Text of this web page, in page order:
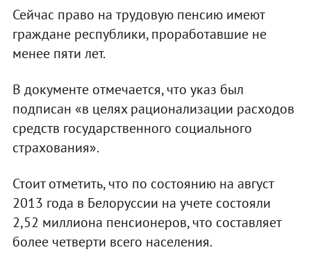
Сейчас право на трудовую пенсию имеют
граждане республики, проработавшие не
менее пяти лет.
В документе отмечается, что указ был
подписан «в целях рационализации расходов
средств государственного социального
страхования».
Стоит отметить, что по состоянию на август
2013 года в Белоруссии на учете состояли
2,52 миллиона пенсионеров, что составляет
более четверти всего населения.